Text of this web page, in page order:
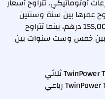
القابض أو من 8 سرعات أوتوماتيكي. تتراوح أسعار
عمرها بين سنة وسنتين
في الإمارات عادةً بين 95,000 و155,000 درهم، بينما تتراوح
بين خمس وست سنوات بين
سعة 1.5 لتر TwinPower Turbo ثلاثي
الأسطوانات أو سعة 2.0 لتر TwinPower Turbo رباعي